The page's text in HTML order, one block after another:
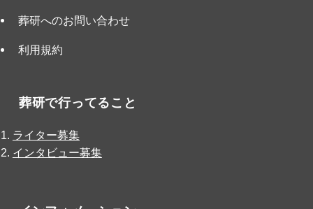
葬研へのお問い合わせ
利用規約
葬研で行ってること
ライター募集
インタビュー募集